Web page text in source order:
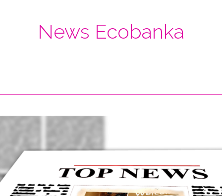
News Ecobanka
Business